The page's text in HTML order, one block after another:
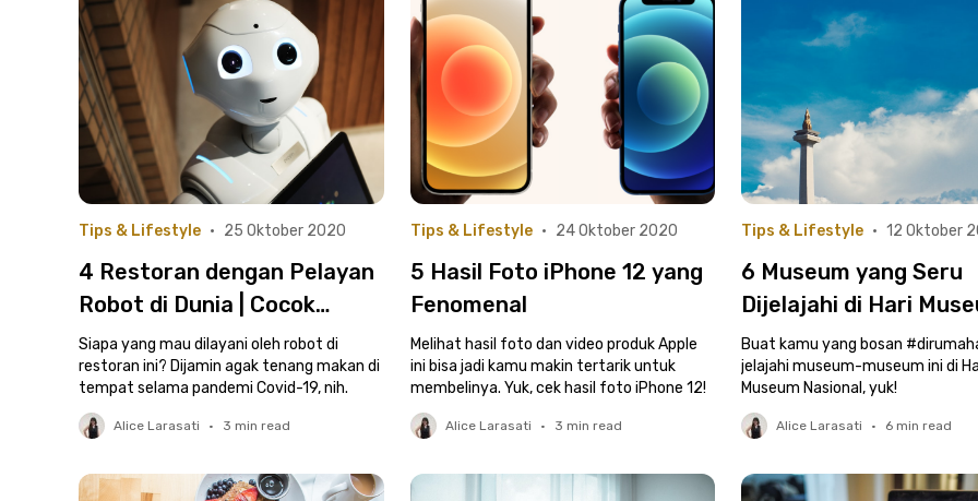
Tips & Lifestyle • 25 Oktober 2020
4 Restoran dengan Pelayan
Robot di Dunia | Cocok
selama Pandemi!
Siapa yang mau dilayani oleh robot di
restoran ini? Dijamin agak tenang makan di
tempat selama pandemi Covid-19, nih.
Alice Larasati • 3 min read
Tips & Lifestyle • 24 Oktober 2020
5 Hasil Foto iPhone 12 yang
Fenomenal
Melihat hasil foto dan video produk Apple
ini bisa jadi kamu makin tertarik untuk
membelinya. Yuk, cek hasil foto iPhone 12!
Alice Larasati • 3 min read
Tips & Lifestyle • 12 Oktober
6 Museum yang Seru
Dijelajahi di Hari
Nasional
Buat kamu yang bosan
jelajahi museum-museum ini di
Museum Nasional, yuk!
Alice Larasati • 6 min read